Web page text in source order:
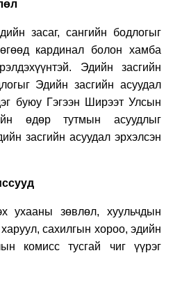
засаг, сангийн бодлогыг
кардинал болон хамба
Эдийн засгийн
Эдийн засгийн асуудал
буюу Гэгээн Ширээт Улсын
өдөр тутмын асуудлыг
засгийн асуудал эрхэлсэн
ухааны зөвлөл, хуульчдын
сахилгын хороо, эдийн
комисс тусгай чиг үүрэг